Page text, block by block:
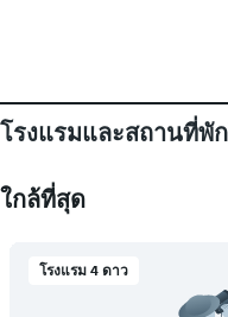
แกน
Y
1
แแส
ดง
เฉลี่ย
ของ
โรงแรมและสถานที่พั
ใกล้ที่สุด
โรงแรม 4 ดาว